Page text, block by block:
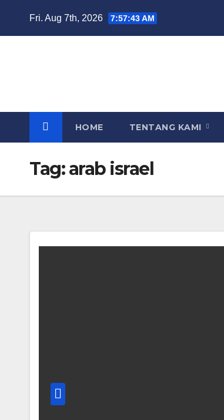
Fri. Aug 7th, 2026 7:57:43 AM
HOME TENTANG KAMI
Tag:arab israel